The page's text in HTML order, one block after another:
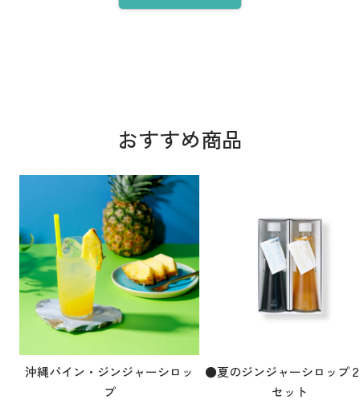
おすすめ商品
沖縄パイン・ジンジャーシロッ
プ
●夏のジンジャーシロップ
セット